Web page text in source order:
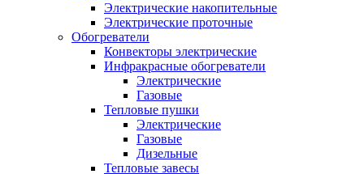
Электрические накопительные
Электрические проточные
Обогреватели
Конвекторы электрические
Инфракрасные обогреватели
Электрические
Газовые
Тепловые пушки
Электрические
Газовые
Дизельные
Тепловые завесы